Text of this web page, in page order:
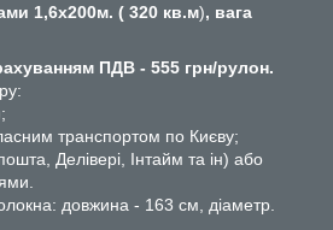
1,6х200м. ( 320 кв.м), вага
ПДВ - 555 грн/рулон.
транспортом по Києву;
Делівері, Інтайм та ін) або
довжина - 163 см, діаметр.